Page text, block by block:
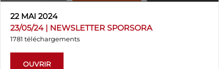
22 MAI 2024
23/05/24 | NEWSLETTER SPORSORA
1781 téléchargements
OUVRIR